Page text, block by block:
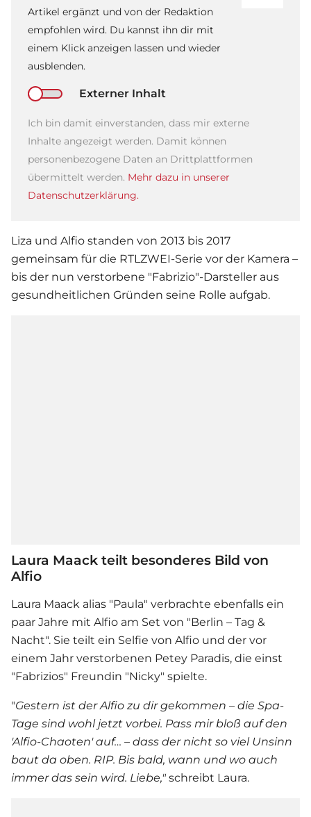
Artikel ergänzt und von der Redaktion
empfohlen wird. Du kannst ihn dir mit
einem Klick anzeigen lassen und wieder
ausblenden.
Externer Inhalt
Ich bin damit einverstanden, dass mir externe
Inhalte angezeigt werden. Damit können
personenbezogene Daten an Drittplattformen
übermittelt werden. Mehr dazu in unserer
Datenschutzerklärung.
Liza und Alfio standen von 2013 bis 2017
gemeinsam für die RTLZWEI-Serie vor der Kamera –
bis der nun verstorbene "Fabrizio"-Darsteller aus
gesundheitlichen Gründen seine Rolle aufgab.
Laura Maack teilt besonderes Bild von
Alfio
Laura Maack alias "Paula" verbrachte ebenfalls ein
paar Jahre mit Alfio am Set von "Berlin – Tag &
Nacht". Sie teilt ein Selfie von Alfio und der vor
einem Jahr verstorbenen Petey Paradis, die einst
"Fabrizios" Freundin "Nicky" spielte.
"Gestern ist der Alfio zu dir gekommen – die Spa-
Tage sind wohl jetzt vorbei. Pass mir bloß auf den
'Alfio-Chaoten' auf… – dass der nicht so viel Unsinn
baut da oben. RIP. Bis bald, wann und wo auch
immer das sein wird. Liebe," schreibt Laura.